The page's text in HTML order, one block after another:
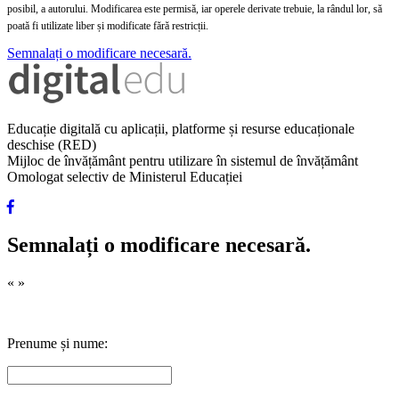
posibil, a autorului. Modificarea este permisă, iar operele derivate trebuie, la rândul lor, să
poată fi utilizate liber și modificate fără restricții.
Semnalați o modificare necesară.
Educație digitală cu aplicații, platforme și resurse educaționale
deschise (RED)
Mijloc de învățământ pentru utilizare în sistemul de învățământ
Omologat selectiv de Ministerul Educației
Semnalați o modificare necesară.
« »
Prenume și nume: